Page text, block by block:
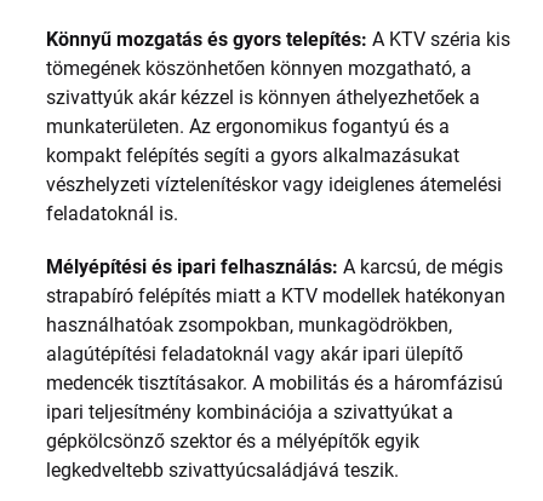
Könnyű mozgatás és gyors telepítés: A KTV széria kis
tömegének köszönhetően könnyen mozgatható, a
szivattyúk akár kézzel is könnyen áthelyezhetőek a
munkaterületen. Az ergonomikus fogantyú és a
kompakt felépítés segíti a gyors alkalmazásukat
vészhelyzeti víztelenítéskor vagy ideiglenes átemelési
feladatoknál is.
Mélyépítési és ipari felhasználás: A karcsú, de mégis
strapabíró felépítés miatt a KTV modellek hatékonyan
használhatóak zsompokban, munkagödrökben,
alagútépítési feladatoknál vagy akár ipari ülepítő
medencék tisztításakor. A mobilitás és a háromfázisú
ipari teljesítmény kombinációja a szivattyúkat a
gépkölcsönző szektor és a mélyépítők egyik
legkedveltebb szivattyúcsaládjává teszik.